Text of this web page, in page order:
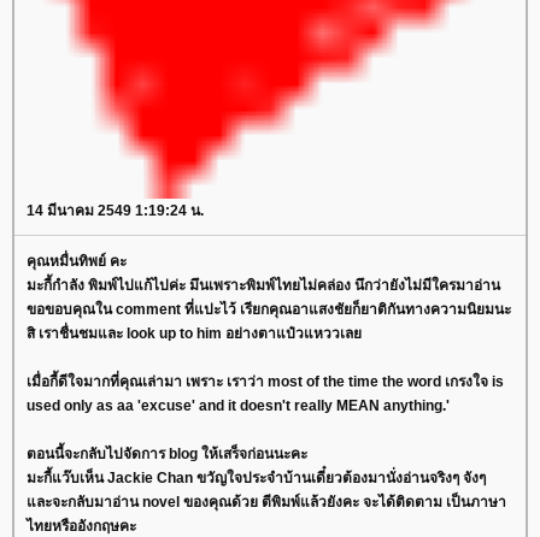
14 มีนาคม 2549 1:19:24 น.
คุณหมื่นทิพย์ คะ
มะกี้กำลัง พิมพ์ไปแก้ไปค่ะ มึนเพราะพิมพ์ไทยไม่คล่อง นึกว่ายังไม่มีใครมาอ่าน
ขอขอบคุณใน comment ที่แปะไว้ เรียกคุณอาแสงชัยก็ยาติกันทางความนิยมนะ
สิ เราชื่นชมและ look up to him อย่างตาแป๋วแหววเล
เมื่อกี้ดีใจมากที่คุณเล่ามา เพราะ เราว่า most of the time the word เกรงใจ is
used only as aa 'excuse' and it doesn't really MEAN anything.'
ตอนนี้จะกลับไปจัดการ blog ให้เสร็จก่อนนะคะ
มะกี้แว๊บเห็น Jackie Chan ขวัญใจประจำบ้านเดี๋ยวต้องมานั่งอ่านจริงๆ จังๆ
ละจะกลับมาอ่าน novel ของคุณด้วย ตีพิมพ์แล้วยังคะ จะได้ติดตาม เป็นภาษา
ไทยหรืออังกฤษคะ